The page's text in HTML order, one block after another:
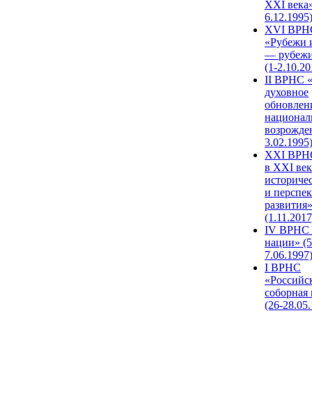
XXI
6.12.1995)
XVI
«Рубежи
—
(1-
II ВРНС
духовное
3.02.1995)
XХI
в XXI
и
развития»
IV ВРНС
нации»
7.06.1997)
I ВРНС
(26-